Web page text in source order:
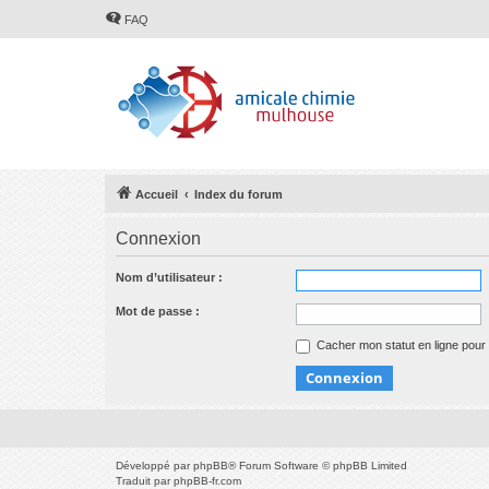
FAQ
Accueil Index du forum
Connexion
Nom d’utilisateur :
Mot de passe :
Cacher mon statut en ligne
Développé parphpBB® Forum Software © phpBB Limited
Traduit parphpBB-fr.com